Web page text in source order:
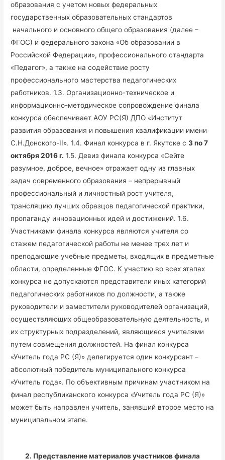
образования с учетом новых федеральных
государственных образовательных стандартов
начального и основного общего образования (далее –
ФГОС) и федерального закона «Об образовании в
Российской Федерации», профессионального стандарта
«Педагог», а также на содействие росту
профессионального мастерства педагогических
работников. 1.3. Организационно-техническое и
информационно-методическое сопровождение финала
конкурса обеспечивает АОУ РС(Я) ДПО «Институт
развития образования и повышения квалификации имени
С.Н.Донского-II». 1.4. Финал конкурса в г. Якутске с3 по 7
октября 2016 г. 1.5. Девиз финала конкурса «Сейте
разумное, доброе, вечное» отражает одну из главных
задач современного образования – непрерывный
профессиональный и личностный рост учителя,
трансляцию лучших образцов педагогической практики,
пропаганду инновационных идей и достижений. 1.6.
Участниками финала конкурса являются учителя со
стажем педагогической работы не менее трех лет и
преподающие учебные предметы, входящих в предметные
области, определенные ФГОС. К участию во всех этапах
конкурса не допускаются представители иных категорий
педагогических работников по должности, а также
руководители и заместители руководителей организаций,
осуществляющих общеобразовательную деятельность, и
их структурных подразделений, являющиеся учителями
путем совмещения должностей. На финал конкурса
«Учитель года РС (Я)» делегируется один конкурсант –
абсолютный победитель муниципального конкурса
«Учитель года». По объективным причинам участником на
финал республиканского конкурса «Учитель года РС (Я)»
может быть направлен учитель, занявший второе место на
муниципальном этапе.
2. Представление материалов участников финала